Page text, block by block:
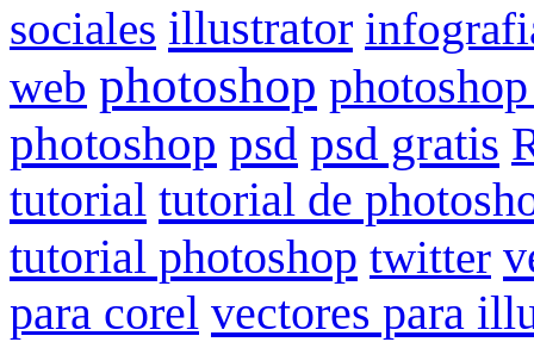
sociales illustrator
web photoshop
photoshop psd psd gratis
tutorial tutorial de
tutorial photoshop twitter
para corel vectores para